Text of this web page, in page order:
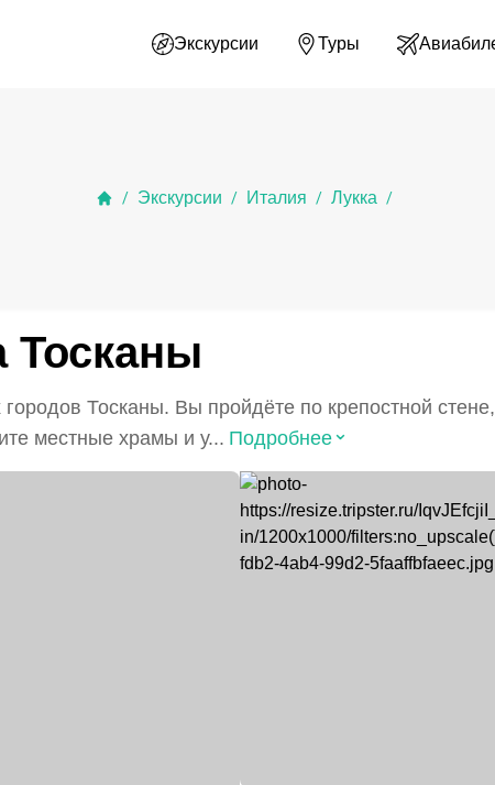
Экскурсии Туры
/ Экскурсии / Италия / Лукка /
Тосканы
Тосканы. Вы пройдёте по крепостной
местные храмы и у... Подробнее⌃